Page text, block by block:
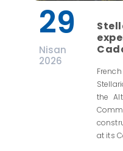
29
Nisan
2026
the
at its